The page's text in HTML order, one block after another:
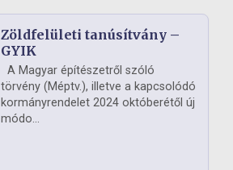
Zöldfelületi tanúsítvány –
GYIK
A Magyar építészetről szóló
törvény (Méptv.), illetve a kapcsolódó
kormányrendelet 2024 októberétől új
módo...